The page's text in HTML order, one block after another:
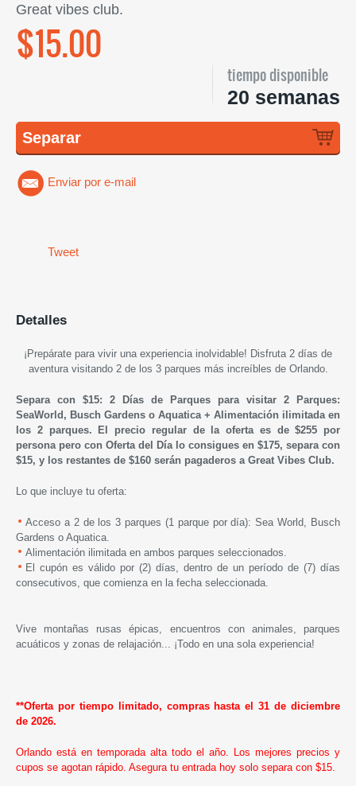
Great vibes club.
$15.00
tiempo disponible
20 semanas
Separar
Enviar por e-mail
Tweet
Detalles
¡Prepárate para vivir una experiencia inolvidable! Disfruta 2 días de
aventura visitando 2 de los 3 parques más increíbles de Orlando.
Separa con $15: 2 Días de Parques para visitar 2 Parques:
SeaWorld, Busch Gardens o Aquatica + Alimentación ilimitada en
los 2 parques. El precio regular de la oferta es de $255 por
persona pero con Oferta del Día lo consigues en $175, separa con
$15, y los restantes de $160 serán pagaderos a Great Vibes Club.
Lo que incluye tu oferta:
Acceso a 2 de los 3 parques (1 parque por día): Sea World, Busch
Gardens o Aquatica.
Alimentación ilimitada en ambos parques seleccionados.
El cupón es válido por (2) días, dentro de un período de (7) días
consecutivos, que comienza en la fecha seleccionada.
Vive montañas rusas épicas, encuentros con animales, parques
acuáticos y zonas de relajación... ¡Todo en una sola experiencia!
**Oferta por tiempo limitado, compras hasta el 31 de diciembre
de 2026.
Orlando está en temporada alta todo el año. Los mejores precios y
cupos se agotan rápido. Asegura tu entrada hoy solo separa con $15.